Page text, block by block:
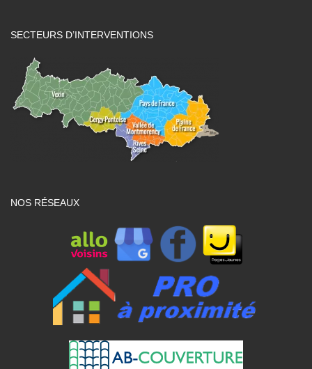
SECTEURS D’INTERVENTIONS
NOS RÉSEAUX